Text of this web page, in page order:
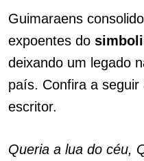
Guimaraens
expoentes do
deixando um legado
país. Confira a
escritor.
Queria a lua do céu,